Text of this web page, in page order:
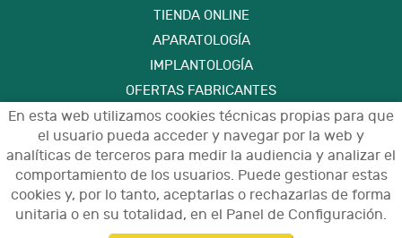
En esta web utilizamos cookies técnicas propias para que
el usuario pueda acceder y navegar por la web y
analíticas de terceros para medir la audiencia y analizar el
comportamiento de los usuarios. Puede gestionar estas
cookies y, por lo tanto, aceptarlas o rechazarlas de forma
unitaria o en su totalidad, en el Panel de Configuración.
TIENDA ONLINE
APARATOLOGÍA
IMPLANTOLOGÍA
OFERTAS FABRICANTES
FORMACIÓN
CONTACTO
Aviso Legal
Política de Privacidad de Datos
Política de Cookies
Configuración de Cookies